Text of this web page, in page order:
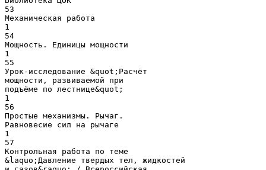
53
Механическая работа
1
54
Мощность. Единицы мощности
1
55
Урок-исследование &quot;Расчёт
мощности, развиваемой при
подъёме по лестнице&quot;
1
56
Простые механизмы. Рычаг.
Равновесие сил на рычаге
1
57
Контрольная работа по теме
&laquo;Давление твердых тел, жидкостей